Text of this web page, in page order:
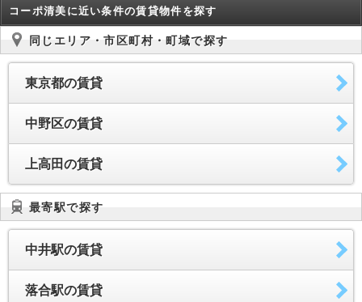
コーポ清美に近い条件の賃貸物件を探す
同じエリア・市区町村・町域で探す
東京都の賃貸
中野区の賃貸
上高田の賃貸
最寄駅で探す
中井駅の賃貸
落合駅の賃貸